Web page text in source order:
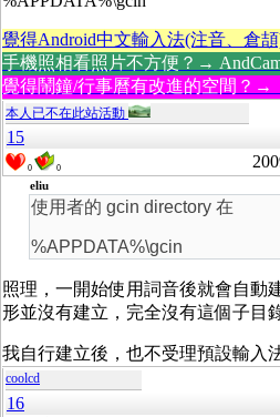
覺得Android中文輸入法(注音、倉
手機照相看照片不方便？→
覺得鬧鐘/行事曆有改進的空間？→
本人已不在此站活動
15
0 0
eliu
使用者的 gcin directory 在
%APPDATA%\gcin
照理，一開始使用詞音後就會自動
形並沒有建立，完全沒有這個子目
我自行建立後，也不受理預設輸入
coolcd
16